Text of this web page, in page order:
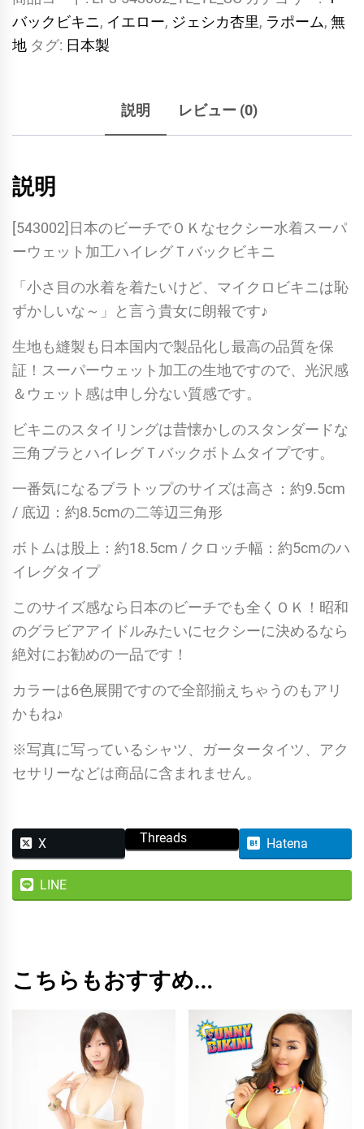
バックビキニ, イエロー, ジェシカ杏里, ラポーム, 無
地 タグ: 日本製
説明 レビュー (0)
説明
[543002]日本のビーチでＯＫなセクシー水着スーパ
ーウェット加工ハイレグＴバックビキニ
「小さ目の水着を着たいけど、マイクロビキニは恥
ずかしいな～」と言う貴女に朗報です♪
生地も縫製も日本国内で製品化し最高の品質を保
証！スーパーウェット加工の生地ですので、光沢感
＆ウェット感は申し分ない質感です。
ビキニのスタイリングは昔懐かしのスタンダードな
三角ブラとハイレグＴバックボトムタイプです。
一番気になるブラトップのサイズは高さ：約9.5cm
/ 底辺：約8.5cmの二等辺三角形
ボトムは股上：約18.5cm / クロッチ幅：約5cmのハ
イレグタイプ
このサイズ感なら日本のビーチでも全くＯＫ！昭和
のグラビアアイドルみたいにセクシーに決めるなら
絶対にお勧めの一品です！
カラーは6色展開ですので全部揃えちゃうのもアリ
かもね♪
※写真に写っているシャツ、ガータータイツ、アク
セサリーなどは商品に含まれません。
X Threads Hatena
LINE
こちらもおすすめ…